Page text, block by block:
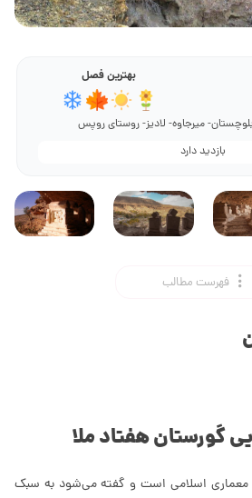
بهترین فصل
میرجاوه- لادیز- روستای روپس
بازدید دارد
فهرست مطالب
گورستان هفتاد ملا
معماری اسلامی است و گفته می‌شود به سبک